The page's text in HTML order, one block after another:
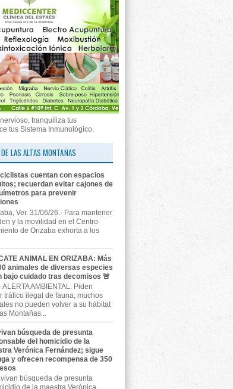
tranquiliza tus
tus Sistema Inmunológico.
LAS ALTAS MONTAÑAS
cuentan con espacios
recuerdan evitar cajones de
para prevenir
Ver. 31/06/26.- Para mantener
y la movilidad en el Centro
de Orizaba exhorta a los
ANIMAL EN ORIZABA: Más
animales de diversas especies
bajo cuidado tras decomisos 🚨
ALERTA AMBIENTAL: Piden
tráfico ilegal de fauna; muchos
no pueden volver a su hábitat
Montañas...
búsqueda de presunta
del homicidio de la
Verónica Fernández; sigue
y ofrecen recompensa de 350
búsqueda de presunta
de la maestra Verónica